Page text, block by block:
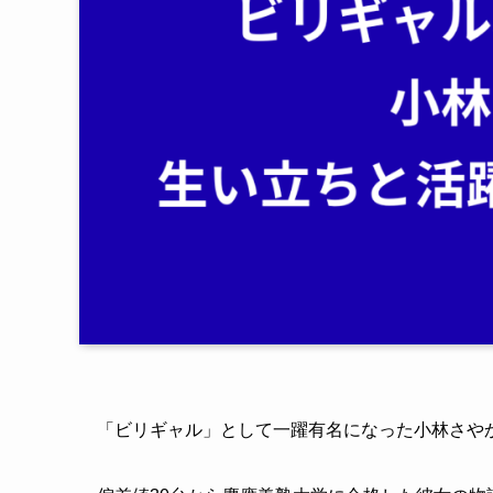
「ビリギャル」として一躍有名になった小林さや